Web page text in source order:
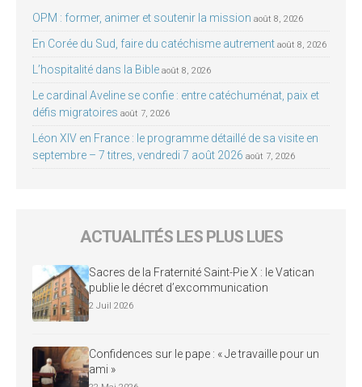
OPM : former, animer et soutenir la mission août 8, 2026
En Corée du Sud, faire du catéchisme autrement août 8, 2026
L’hospitalité dans la Bible août 8, 2026
Le cardinal Aveline se confie : entre catéchuménat, paix et
défis migratoires août 7, 2026
Léon XIV en France : le programme détaillé de sa visite en
septembre – 7 titres, vendredi 7 août 2026 août 7, 2026
ACTUALITÉS LES PLUS LUES
Sacres de la Fraternité Saint-Pie X : le Vatican
publie le décret d’excommunication
2 Juil 2026
Confidences sur le pape : « Je travaille pour un
ami »